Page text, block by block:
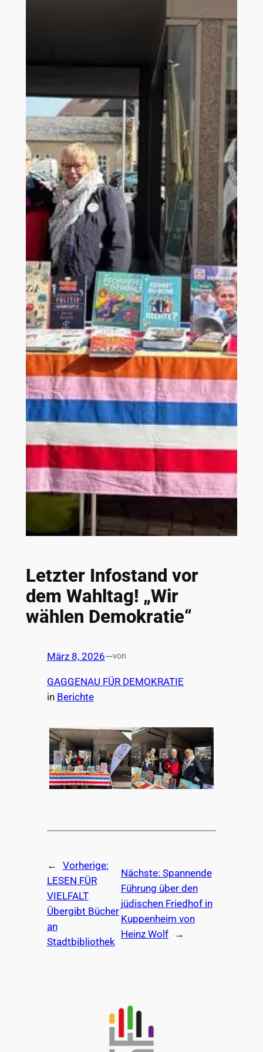
Letzter Infostand vor
dem Wahltag! „Wir
wählen Demokratie“
März 8, 2026—von
GAGGENAU FÜR DEMOKRATIE
in Berichte
←
Vorherige:
LESEN FÜR
VIELFALT
Übergibt Bücher
an
Stadtbibliothek
Nächste: Spannende
Führung über den
jüdischen Friedhof in
Kuppenheim von
Heinz Wolf
→